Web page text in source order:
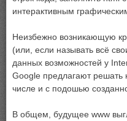
интерактивным
Неизбежно возникающую
(или, если называть всё
данных возможностей у
Google предлагают решать
числе и с подошью
В общем, будущее www